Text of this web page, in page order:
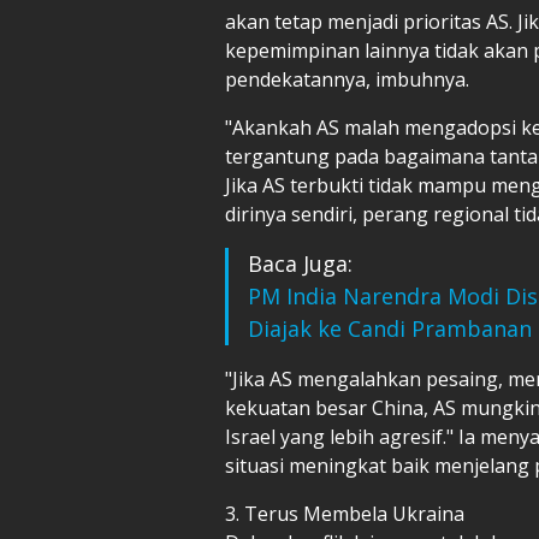
akan tetap menjadi prioritas AS.
kepemimpinan lainnya tidak
pendekatannya, imbuhnya.
"Akankah AS malah mengadopsi
tergantung pada bagaimana
Jika AS terbukti tidak mampu
dirinya sendiri, perang regional
Baca Juga:
PM India Narendra Modi
Diajak ke Candi Prambanan
"Jika AS mengalahkan pesaing,
kekuatan besar China, AS
Israel yang lebih agresif." Ia
situasi meningkat baik menjelang
3. Terus Membela Ukraina